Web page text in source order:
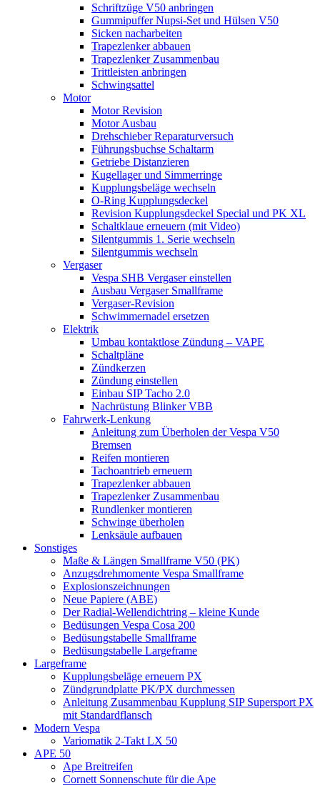
Schriftzüge V50 anbringen
Gummipuffer Nupsi-Set und Hülsen V50
Sicken nacharbeiten
Trapezlenker abbauen
Trapezlenker Zusammenbau
Trittleisten anbringen
Schwingsattel
Motor
Motor Revision
Motor Ausbau
Drehschieber Reparaturversuch
Führungsbuchse Schaltarm
Getriebe Distanzieren
Kugellager und Simmerringe
Kupplungsbeläge wechseln
O-Ring Kupplungsdeckel
Revision Kupplungsdeckel Special und PK XL
Schaltklaue erneuern (mit Video)
Silentgummis 1. Serie wechseln
Silentgummis wechseln
Vergaser
Vespa SHB Vergaser einstellen
Ausbau Vergaser Smallframe
Vergaser-Revision
Schwimmernadel ersetzen
Elektrik
Umbau kontaktlose Zündung – VAPE
Schaltpläne
Zündkerzen
Zündung einstellen
Einbau SIP Tacho 2.0
Nachrüstung Blinker VBB
Fahrwerk-Lenkung
Anleitung zum Überholen der Vespa V50
Bremsen
Reifen montieren
Tachoantrieb erneuern
Trapezlenker abbauen
Trapezlenker Zusammenbau
Rundlenker montieren
Schwinge überholen
Lenksäule aufbauen
Sonstiges
Maße & Längen Smallframe V50 (PK)
Anzugsdrehmomente Vespa Smallframe
Explosionszeichnungen
Neue Papiere (ABE)
Der Radial-Wellendichtring – kleine Kunde
Bedüsungen Vespa Cosa 200
Bedüsungstabelle Smallframe
Bedüsungstabelle Largeframe
Largeframe
Kupplungsbeläge erneuern PX
Zündgrundplatte PK/PX durchmessen
Anleitung Zusammenbau Kupplung SIP Supersport PX
mit Standardflansch
Modern Vespa
Variomatik 2-Takt LX 50
APE 50
Ape Breitreifen
Cornett Sonnenschute für die Ape